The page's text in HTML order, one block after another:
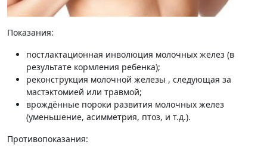
Показания:
постлактационная инволюция молочных желез (в
результате кормления ребенка);
реконструкция молочной железы , следующая за
мастэктомией или травмой;
врождённые пороки развития молочных желез
(уменьшение, асимметрия, птоз, и т.д.).
Противопоказания: